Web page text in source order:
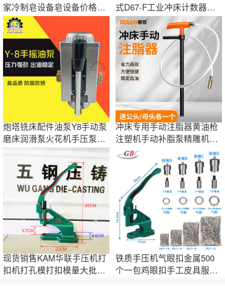
家冷制皂设备皂设备价格压
皂机图片
式D67-F工业冲床计数器点
数器6位计数器
炮塔铣床配件油泵Y8手动泵
磨床润滑泵火花机手压泵机
床冲床注油器
冲床专用手动注脂器黄油枪
注塑机手动补脂泵精雕机打
黄油泵加油枪
现货销售KAM华联手压机打
扣机打孔模打扣模量大批发
铁质手压机气眼扣金属500
个一包鸡眼扣手工皮具服装